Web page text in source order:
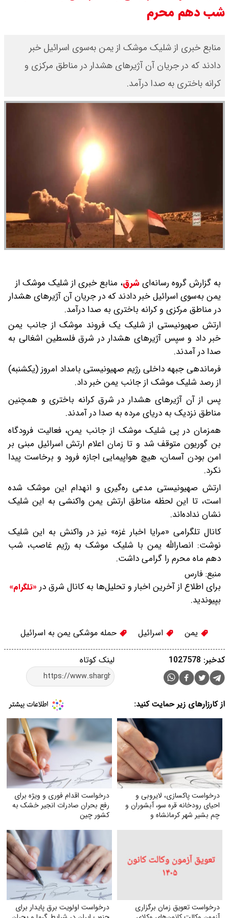
جمعه ۱۶ مرداد۱۴۰۵ / قیمت بیت
کوین چند؟ + جدول
قیمت طلای جهان امروز جمعه
۱۶مرداد۱۴۰۵ /هر اونس طلا چند ؟ +
شب دهم محرم
منابع خبری از شلیک موشک از یمن به‌سوی اسرائیل خبر
دادند که در جریان آن آژیرهای هشدار در مناطق مرکزی و
کرانه باختری به صدا درآمد.
به گزارش گروه رسانه‌ایشرق، منابع خبری از شلیک موشک از
یمن به‌سوی اسرائیل خبر دادند که در جریان آن آژیرهای هشدار
در مناطق مرکزی و کرانه باختری به صدا درآمد.
ارتش صهیونیستی از شلیک یک فروند موشک از جانب یمن
خبر داد و سپس آژیرهای هشدار در شرق فلسطین اشغالی به
صدا در آمدند.
فرماندهی جبهه داخلی رژیم صهیونیستی بامداد امروز (یکشنبه)
از رصد شلیک موشک از جانب یمن خبر داد.
پس از آن آژیرهای هشدار در شرق کرانه باختری و همچنین
مناطق نزدیک به دریای مرده به صدا در آمدند.
همزمان در پی شلیک موشک از جانب یمن، فعالیت فرودگاه
بن گوریون متوقف شد و تا زمان اعلام ارتش اسرائیل مبنی بر
امن بودن آسمان، هیچ هواپیمایی اجازه فرود و برخاست پیدا
نکرد.
ارتش صهیونیستی مدعی ره‌گیری و انهدام این موشک شده
است، تا این لحظه مناطق ارتش یمن واکنشی به این شلیک
نشان نداده‌اند.
کانال تلگرامی «مرایا اخبار غزه» نیز در واکنش به این شلیک
نوشت: انصارالله یمن با شلیک موشک به رژیم غاصب، شب
دهم ماه محرم را گرامی داشت.
منبع: فارس
برای اطلاع از آخرین اخبار و تحلیل‌ها به کانال شرق در «تلگرام»
بپیوندید.
یمن اسرائیل حمله موشکی یمن به اسرائیل
لینک کوتاه کدخبر: 1027578
از کارزارهای زیر حمایت کنید:
درخواست پاکسازی، لایروبی و
احیای رودخانه قره سو، آبشوران و
چم بشیر شهر کرمانشاه و
درخواست اقدام فوری و ویژه برای
رفع بحران صادرات انجیر خشک به
کشور چین
درخواست تعویق زمان برگزاری
درخواست اولویت برق پایدار برای